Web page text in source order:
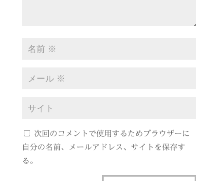
次回のコメントで使用するためブラウザーに
自分の名前、メールアドレス、サイトを保存す
る。